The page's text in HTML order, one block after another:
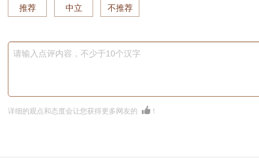
推荐 中立 不推荐
请输入点评内容，不少于10个汉字
详细的观点和态度会让您获得更多网友的 ！